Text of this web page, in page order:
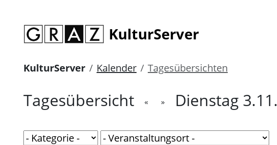
KulturServer
KulturServer Kalender Tagesübersichten
Tagesübersicht « » Dienstag 3.11.